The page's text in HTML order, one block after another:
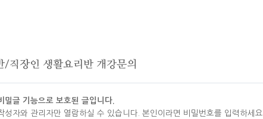
/직장인 생활요리반 개강문의
밀글 기능으로 보호된 글입니다.
성자와 관리자만 열람하실 수 있습니다. 본인이라면 비밀번호를 입력하세요.